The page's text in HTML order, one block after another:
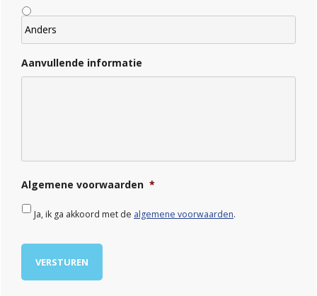
Aanvullende informatie
Algemene voorwaarden *
Ja, ik ga akkoord met de algemene voorwaarden.
VERSTUREN